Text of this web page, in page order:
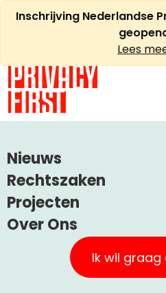
Ga
naarInschrijving Nederlandse
Lees
Nieuws
Rechtszaken
Projecten
Nederlandse Privacy
Claimstichting CUIC
PrivacyWijzer
Over Ons
Privacy First
Onze Successen
Ik wil graag
HOOG GISTINGGEHALTE
Hoog
in de politiek
Uncategorized 2